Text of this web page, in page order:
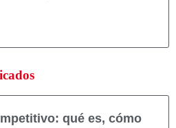
qué es, cómo